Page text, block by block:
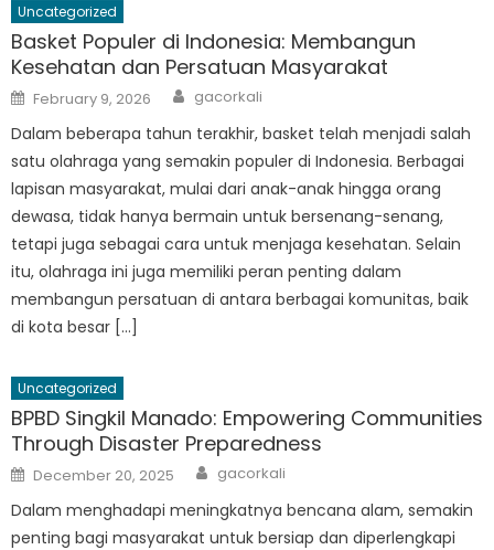
Uncategorized
Basket Populer di Indonesia: Membangun
Kesehatan dan Persatuan Masyarakat
Posted
on
February 9, 2026 Author
gacorkali
Dalam beberapa tahun terakhir, basket telah menjadi salah
satu olahraga yang semakin populer di Indonesia. Berbagai
lapisan masyarakat, mulai dari anak-anak hingga orang
dewasa, tidak hanya bermain untuk bersenang-senang,
tetapi juga sebagai cara untuk menjaga kesehatan. Selain
itu, olahraga ini juga memiliki peran penting dalam
membangun persatuan di antara berbagai komunitas, baik
di kota besar […]
Uncategorized
BPBD Singkil Manado: Empowering Communities
Through Disaster Preparedness
Posted
on
December 20, 2025 Author
gacorkali
Dalam menghadapi meningkatnya bencana alam, semakin
penting bagi masyarakat untuk bersiap dan diperlengkapi